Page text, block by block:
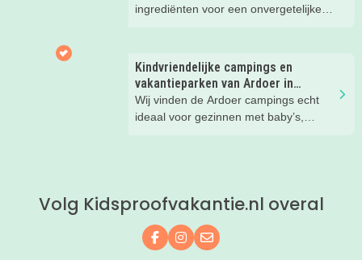
ingrediënten voor een onvergetelijke
Kindvriendelijke campings en
vakantieparken van Ardoer in
Nederland
Wij vinden de Ardoer campings echt
ideaal voor gezinnen met baby’s,
Volg Kidsproofvakantie.nl overal
Volg ons op Facebook
Volg ons op Instagram
Mail ons